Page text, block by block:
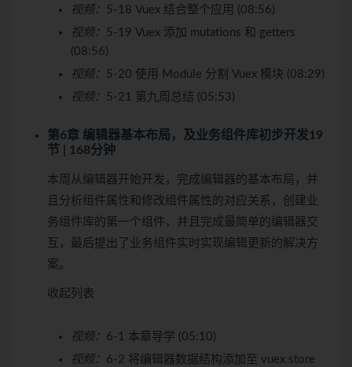
视频： 5-18 Vuex 结合整个应用 (08:56)
视频： 5-19 Vuex 添加 mutations 和 getters
(08:56)
视频： 5-20 使用 Module 分割 Vuex 模块 (08:29)
视频： 5-21 第九周总结 (05:53)
第6章 编辑器基本布局，及业务组件库初步开发19
节 | 168分钟
本周从编辑器开始开发，完成编辑器的基本布局，并
且分析组件属性和修改组件属性的对应关系，创建业
务组件库的第一个组件，并且完成最简单的编辑器交
互，最后提出了业务组件实时实现编辑更新的解决方
案。
收起列表
视频： 6-1 本章导学 (05:10)
视频： 6-2 将编辑器数据结构添加至 vuex store